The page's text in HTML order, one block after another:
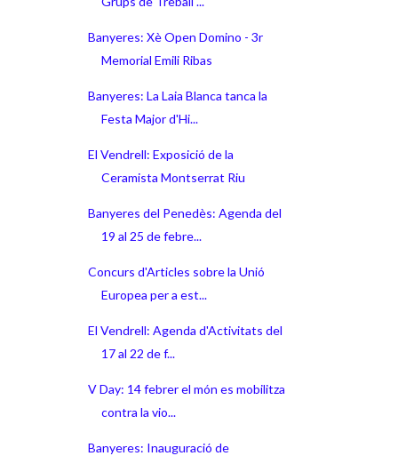
Banyeres: Xè Open Domino - 3r
Memorial Emili Ribas
Banyeres: La Laia Blanca tanca la
Festa Major d'Hi...
El Vendrell: Exposició de la
Ceramista Montserrat Riu
Banyeres del Penedès: Agenda del
19 al 25 de febre...
Concurs d'Articles sobre la Unió
Europea per a est...
El Vendrell: Agenda d'Activitats del
17 al 22 de f...
V Day: 14 febrer el món es mobilitza
contra la vio...
Banyeres: Inauguració de